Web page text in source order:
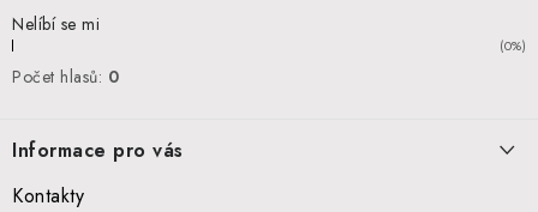
Nelíbí se mi
(0%)
Počet hlasů: 0
Informace pro vás
Kontakty